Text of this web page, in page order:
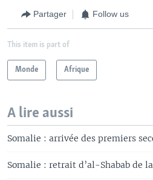
Partager Follow us
This item is part of
Monde Afrique
A lire aussi
Somalie : arrivée des premiers
Somalie : retrait d’al-Shabab de